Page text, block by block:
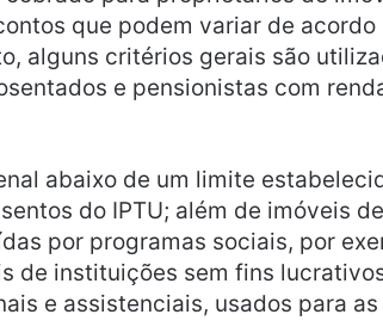
que podem variar de
alguns critérios gerais são
e pensionistas com
abaixo de um limite
do IPTU; além de imóveis
por programas sociais, por
de instituições sem fins
e assistenciais, usados para